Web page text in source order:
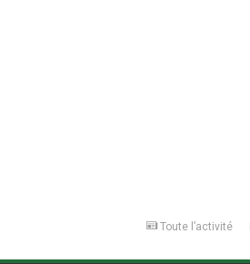
Toute l’activité